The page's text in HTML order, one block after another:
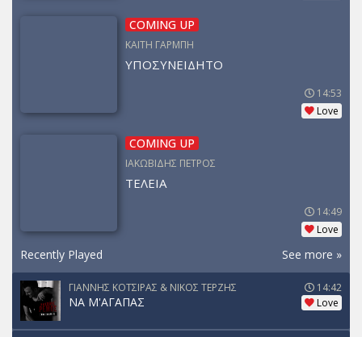
COMING UP
ΚΑΙΤΗ ΓΑΡΜΠΗ
ΥΠΟΣΥΝΕΙΔΗΤΟ
14:53
Love
COMING UP
ΙΑΚΩΒΙΔΗΣ ΠΕΤΡΟΣ
ΤΕΛΕΙΑ
14:49
Love
Recently Played See more »
ΓΙΑΝΝΗΣ ΚΟΤΣΙΡΑΣ & ΝΙΚΟΣ ΤΕΡΖΗΣ
ΝΑ Μ'ΑΓΑΠΑΣ
14:42
Love